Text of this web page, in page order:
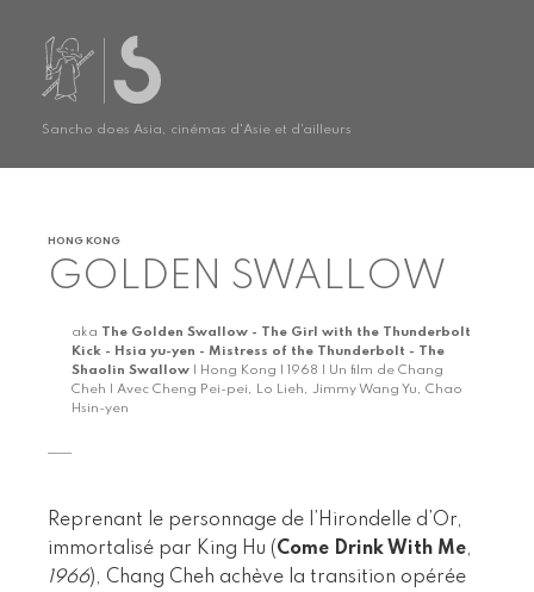
Sancho does Asia, cinémas d'Asie et d'ailleurs
HONG KONG
GOLDEN SWALLOW
aka The Golden Swallow - The Girl with the Thunderbolt
Kick - Hsia yu-yen - Mistress of the Thunderbolt - The
Shaolin Swallow | Hong Kong | 1968 | Un film de Chang
Cheh | Avec Cheng Pei-pei, Lo Lieh, Jimmy Wang Yu, Chao
Hsin-yen
Reprenant le personnage de l’Hirondelle d’Or,
immortalisé par King Hu (Come Drink With Me,
1966), Chang Cheh achève la transition opérée